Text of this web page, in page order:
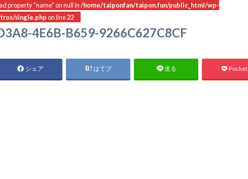
property "name" on null in /home/taiponfan/taipon.fun/public_html/wp-
single.phpon line22
4E6B-B659-9266C627C8CF
シェア はてブ 送る Pocket